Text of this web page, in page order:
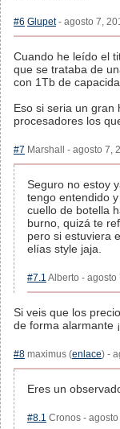
#6 Glupet- agosto 7,
Cuando he leído el
que se trataba de
con 1Tb de
Eso si seria un gran
procesadores los
#7 Marshall - agosto 7,
Seguro no estoy
tengo entendido
cuello de botella
burno, quizá te
pero si estuviera
elías style jaja.
#7.1 Alberto - agosto
Si veis que los
de forma alarmante
#8 maximus (enlace) -
Eres un
#8.1 Cronos -